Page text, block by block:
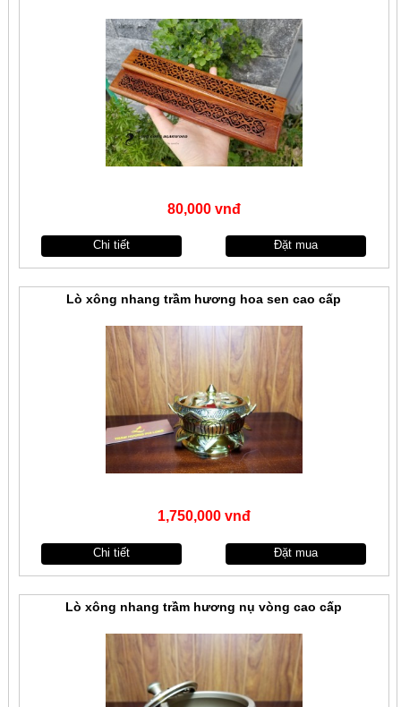
80,000 vnđ
Chi tiết Đặt mua
Lò xông nhang trầm hương hoa sen cao cấp
1,750,000 vnđ
Chi tiết Đặt mua
Lò xông nhang trầm hương nụ vòng cao cấp